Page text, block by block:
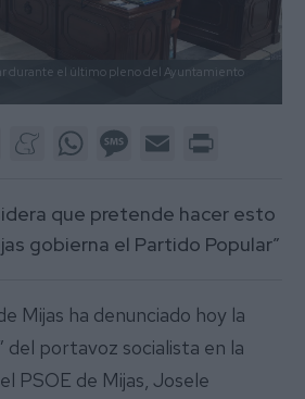
durante el último pleno del Ayuntamiento
LinkedInMeneameWhatsAppMessage
Email
que pretende hacer esto
gobierna el Partido Popular”
Mijas ha denunciado hoy la
del portavoz socialista en la
PSOE de Mijas, Josele